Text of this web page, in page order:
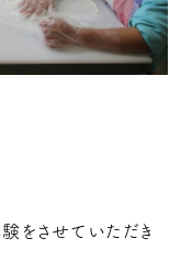
をさせていただき